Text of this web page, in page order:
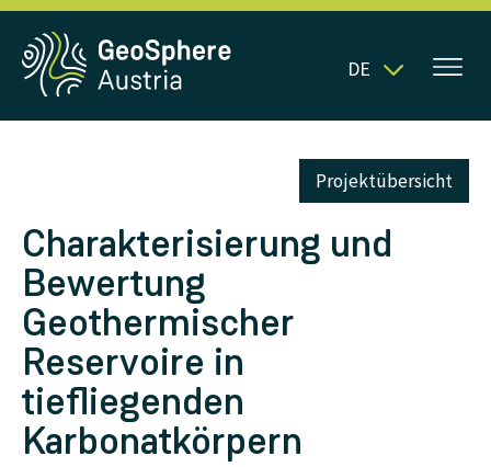
DE
Projektübersicht
Charakterisierung und
Bewertung
Geothermischer
Reservoire in
tiefliegenden
Karbonatkörpern